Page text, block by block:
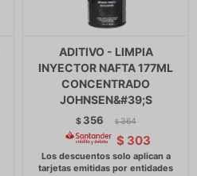
ADITIVO - LIMPIA
INYECTOR NAFTA 177ML
CONCENTRADO
JOHNSEN&#39;S
$ 356 $ 364
$ 303